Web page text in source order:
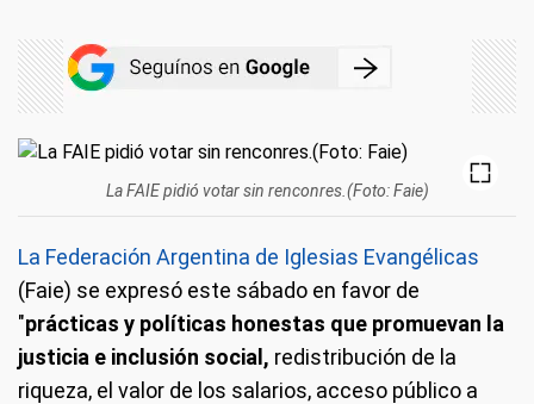
La FAIE pidió votar sin renconres.(Foto: Faie)
La Federación Argentina de Iglesias Evangélicas
(Faie) se expresó este sábado en favor de
"prácticas y políticas honestas que promuevan la
justicia e inclusión social, redistribución de la
riqueza, el valor de los salarios, acceso público a